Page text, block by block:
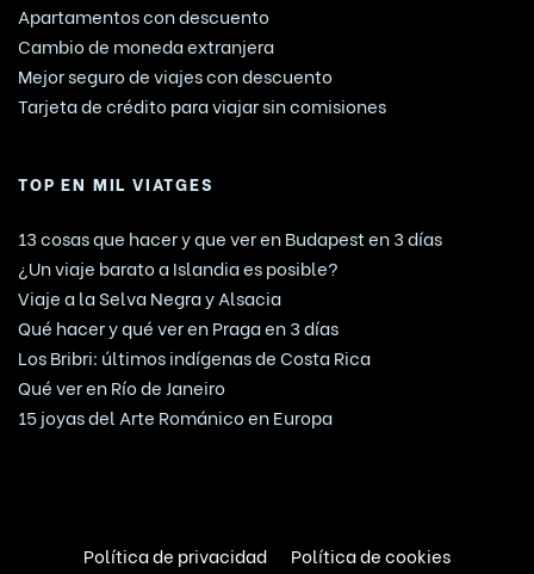
Apartamentos con descuento
Cambio de moneda extranjera
Mejor seguro de viajes con descuento
Tarjeta de crédito para viajar sin comisiones
TOP EN MIL VIATGES
13 cosas que hacer y que ver en Budapest en 3 días
¿Un viaje barato a Islandia es posible?
Viaje a la Selva Negra y Alsacia
Qué hacer y qué ver en Praga en 3 días
Los Bribri: últimos indígenas de Costa Rica
Qué ver en Río de Janeiro
15 joyas del Arte Románico en Europa
Política de privacidad
Política de cookies